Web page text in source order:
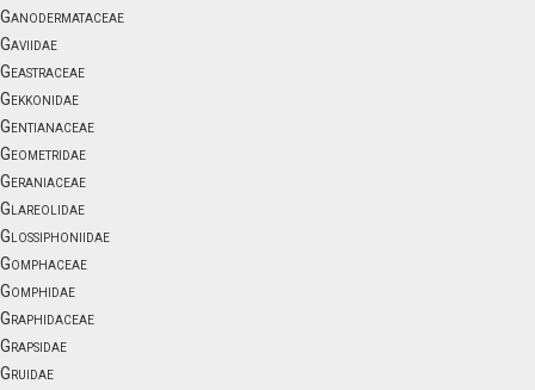
Ganodermataceae
Gaviidae
Geastraceae
Gekkonidae
Gentianaceae
Geometridae
Geraniaceae
Glareolidae
Glossiphoniidae
Gomphaceae
Gomphidae
Graphidaceae
Grapsidae
Gruidae